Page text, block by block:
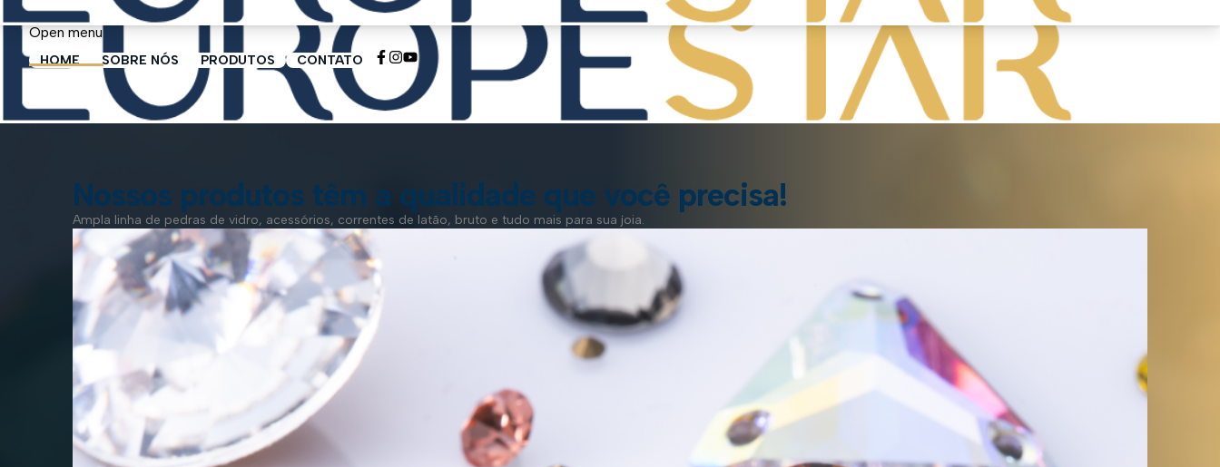
Vector Smart Object-ai.png
Open menu
HOME SOBRE NÓS PRODUTOS CONTATO
ORÇAMENTO
Nossos produtos têm a qualidade que você precisa!
Ampla linha de pedras de vidro, acessórios, correntes de latão, bruto e tudo mais para sua joia.